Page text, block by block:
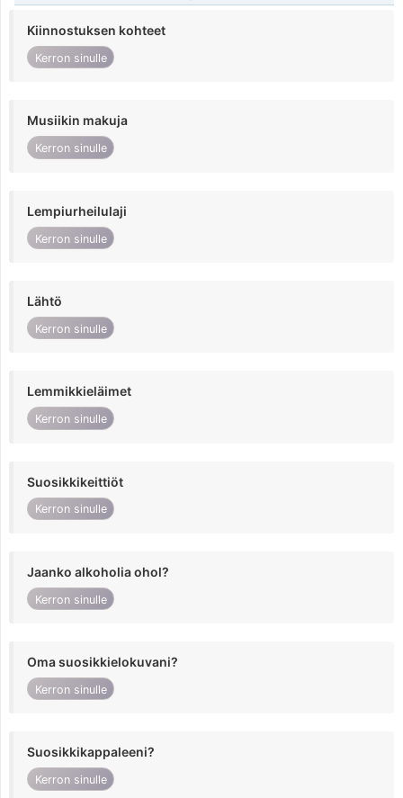
Kiinnostuksen kohteet
Kerron sinulle
Musiikin makuja
Kerron sinulle
Lempiurheilulaji
Kerron sinulle
Lähtö
Kerron sinulle
Lemmikkieläimet
Kerron sinulle
Suosikkikeittiöt
Kerron sinulle
Jaanko alkoholia ohol?
Kerron sinulle
Oma suosikkielokuvani?
Kerron sinulle
Suosikkikappaleeni?
Kerron sinulle